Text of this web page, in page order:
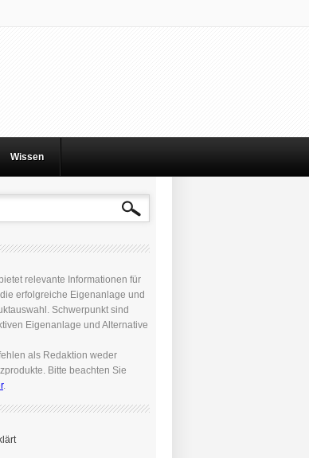
Wissen
relevante Informationen für
erfolgreiche Eigenanlage und
Schwerpunkt sind
Eigenanlage und Alternative
als Redaktion weder
Bitte beachten Sie
.